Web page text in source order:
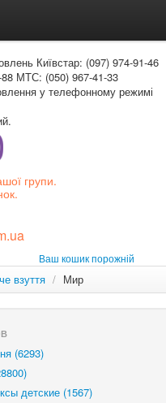
РОС
Київстар: (097) 974-91-46
МТС: (050) 967-41-33
у телефонному режимі
групи.
Ваш кошик порожній
взуття / Мир
(6293)
детские (1567)